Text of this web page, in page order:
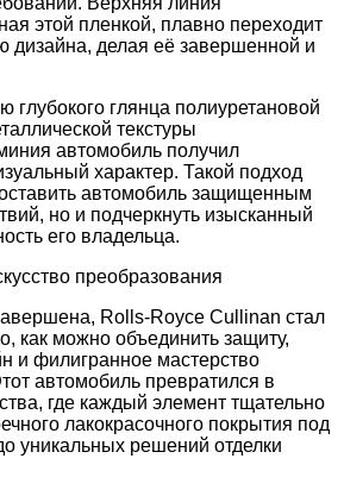
этой пленкой, плавно переходит
дизайна, делая её завершенной и
глубокого глянца полиуретановой
текстуры
автомобиль получил
характер. Такой подход
автомобиль защищенным
но и подчеркнуть изысканный
его владельца.
преобразования
Rolls-Royce Cullinan стал
как можно объединить защиту,
и филигранное мастерство
автомобиль превратился в
где каждый элемент тщательно
лакокрасочного покрытия под
уникальных решений отделки